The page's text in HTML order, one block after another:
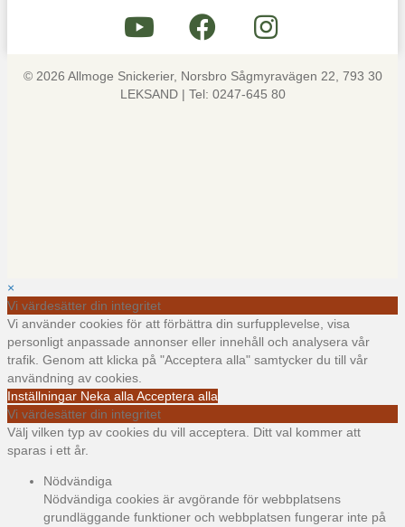
© 2026 Allmoge Snickerier, Norsbro Sågmyravägen 22, 793 30
LEKSAND | Tel: 0247-645 80
×
Vi värdesätter din integritet
Vi använder cookies för att förbättra din surfupplevelse, visa
personligt anpassade annonser eller innehåll och analysera vår
trafik. Genom att klicka på "Acceptera alla" samtycker du till vår
användning av cookies.
Inställningar Neka alla Acceptera alla
Vi värdesätter din integritet
Välj vilken typ av cookies du vill acceptera. Ditt val kommer att
sparas i ett år.
Nödvändiga
Nödvändiga cookies är avgörande för webbplatsens
grundläggande funktioner och webbplatsen fungerar inte på